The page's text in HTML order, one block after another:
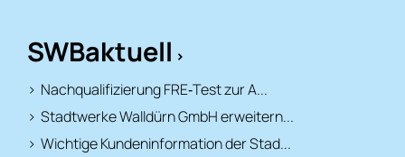
SWBaktuell
Nachqualifizierung FRE‑Test zur A...
Stadtwerke Walldürn GmbH erweitern...
Wichtige Kundeninformation der Stad...